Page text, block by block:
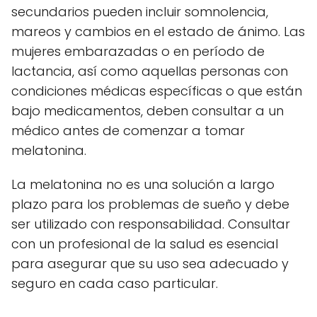
secundarios pueden incluir somnolencia,
mareos y cambios en el estado de ánimo. Las
mujeres embarazadas o en período de
lactancia, así como aquellas personas con
condiciones médicas específicas o que están
bajo medicamentos, deben consultar a un
médico antes de comenzar a tomar
melatonina.
La melatonina no es una solución a largo
plazo para los problemas de sueño y debe
ser utilizado con responsabilidad. Consultar
con un profesional de la salud es esencial
para asegurar que su uso sea adecuado y
seguro en cada caso particular.